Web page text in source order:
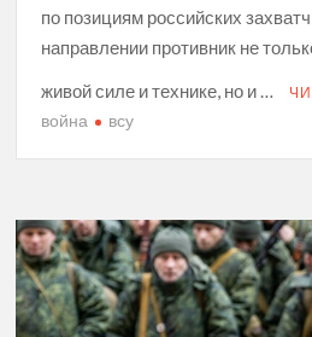
по позициям российских
направлении противник не
живой силе и технике, но и …
война всу